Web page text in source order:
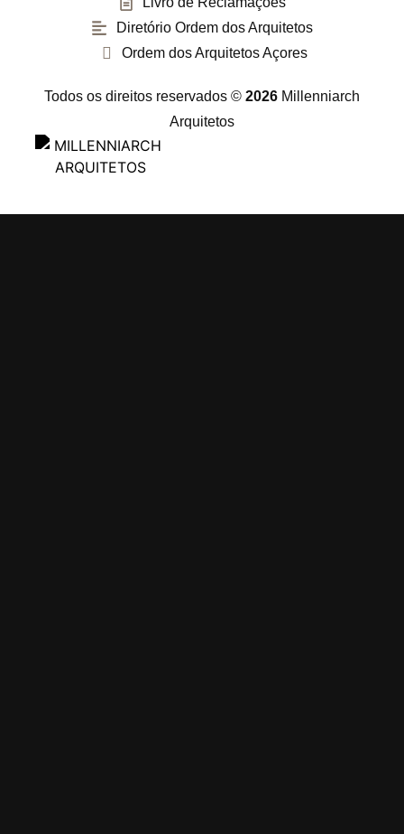
Diretório Ordem dos Arquitetos
Ordem dos Arquitetos Açores
Todos os direitos reservados © 2026 Millenniarch
Arquitetos